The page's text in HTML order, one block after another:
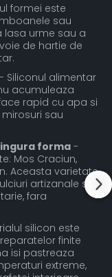
formei este
sau
lasa urme sau a
de hartie de
- Siliconul alimentar
acumuleaza
rapid cu apa si
sau
forma-
Mos Craciun,
Aceasta varietate
artizanale sau
fara
silicon este
finite
isi pastreaza
extreme,